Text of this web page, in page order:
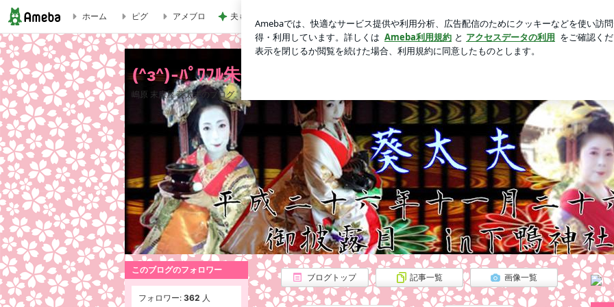
◾︎花魁 ◾︎③ | (^з^)-ﾊﾟﾜﾌﾙ朱伽のﾌﾞﾛｸﾞ☆Chu!!
ホーム ピグ アメブロ 夫も娘も頬張ったスタミナおかず ロ
(^з^)-ﾊﾟﾜﾌﾙ朱伽のﾌﾞﾛｸﾞ☆Chu!!
嶋原 末廣屋 葵太夫のブログ
ブログトップ 記事一覧 画像一覧
このブログのフォロワー
フォロワー: 362 人